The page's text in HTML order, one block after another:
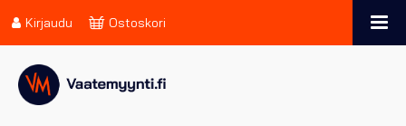
Kirjaudu Ostoskori